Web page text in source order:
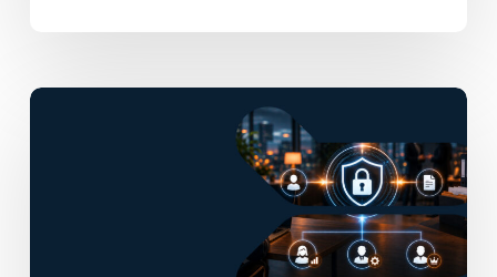
Keycloak: